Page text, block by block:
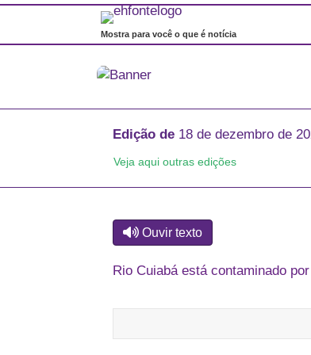
Mostra para você o que é notícia
Edição de 18 de dezembro de
Veja aqui outras edições
Ouvir texto
Rio Cuiabá está contaminado